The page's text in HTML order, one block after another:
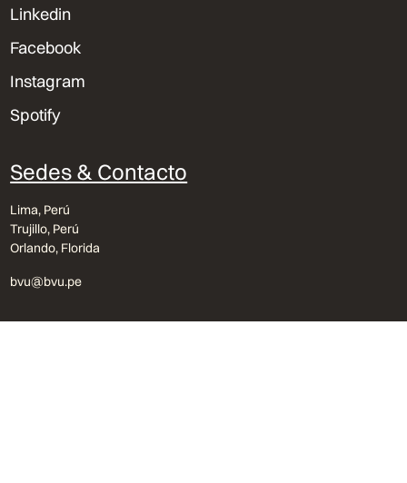
Linkedin
Facebook
Instagram
Spotify
Sedes & Contacto
Lima, Perú
Trujillo, Perú
Orlando, Florida
bvu@bvu.pe